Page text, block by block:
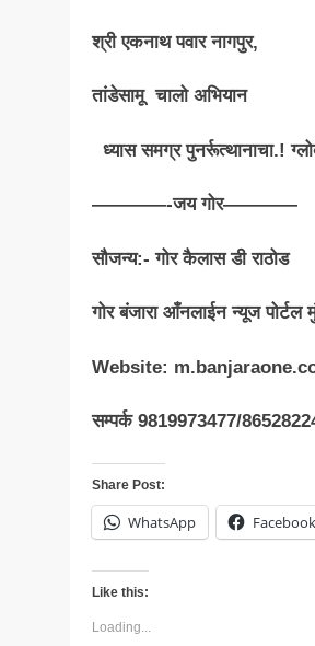
श्री एकनाथ पवार
तांडेसामू चालो अभियान
ध्यास समग्र पुनर्रूत्थानाचा.!
————-जय गोर————
सौजन्य:- गोर कैलास डी राठोड
गोर बंजारा आँनलाईन न्यूज पोर्टल
Website:
सम्पर्क 9819973477/
Share Post:
WhatsApp Facebook
Like this:
Loading...